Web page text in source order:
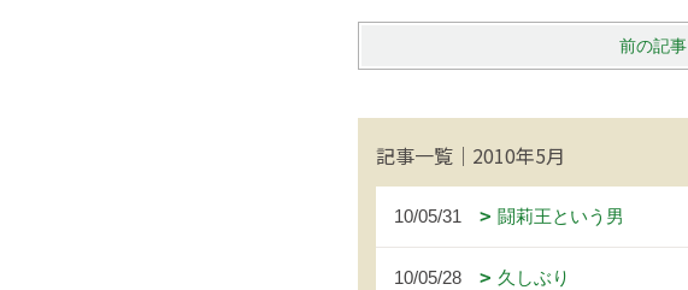
前の記事
記事一覧｜2010年5月
10/05/31 闘莉王という男
10/05/28 久しぶり